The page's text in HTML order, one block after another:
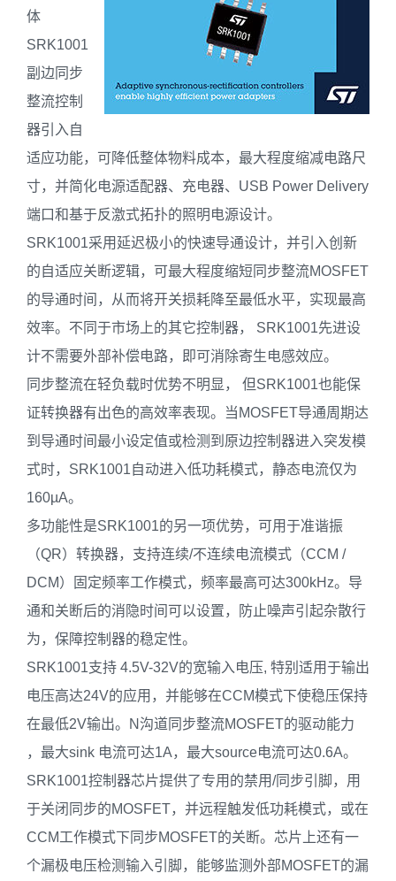
体
SRK1001
副边同步
整流控制
器引入自
适应功能，可降低整体物料成本，最大程度缩减电路尺
寸，并简化电源适配器、充电器、USB Power Delivery
端口和基于反激式拓扑的照明电源设计。
SRK1001采用延迟极小的快速导通设计，并引入创新
的自适应关断逻辑，可最大程度缩短同步整流MOSFET
的导通时间，从而将开关损耗降至最低水平，实现最高
效率。不同于市场上的其它控制器， SRK1001先进设
计不需要外部补偿电路，即可消除寄生电感效应。
同步整流在轻负载时优势不明显， 但SRK1001也能保
证转换器有出色的高效率表现。当MOSFET导通周期达
到导通时间最小设定值或检测到原边控制器进入突发模
式时，SRK1001自动进入低功耗模式，静态电流仅为
160µA。
多功能性是SRK1001的另一项优势，可用于准谐振
（QR）转换器，支持连续/不连续电流模式（CCM /
DCM）固定频率工作模式，频率最高可达300kHz。导
通和关断后的消隐时间可以设置，防止噪声引起杂散行
为，保障控制器的稳定性。
SRK1001支持 4.5V-32V的宽输入电压, 特别适用于输出
电压高达24V的应用，并能够在CCM模式下使稳压保持
在最低2V输出。N沟道同步整流MOSFET的驱动能力
，最大sink 电流可达1A，最大source电流可达0.6A。
SRK1001控制器芯片提供了专用的禁用/同步引脚，用
于关闭同步的MOSFET，并远程触发低功耗模式，或在
CCM工作模式下同步MOSFET的关断。芯片上还有一
个漏极电压检测输入引脚，能够监测外部MOSFET的漏